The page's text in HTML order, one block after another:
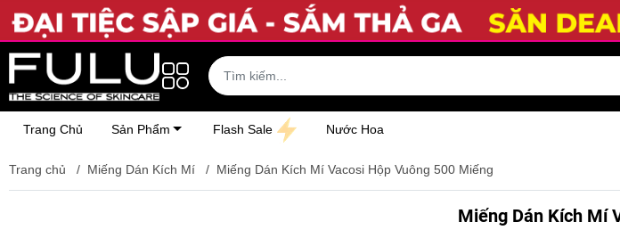
Trang Chủ Sản Phẩm Flash Sale Nước Hoa
Trang chủ / Miếng Dán Kích Mí / Miếng Dán Kích Mí Vacosi Hộp Vuông 500 Miếng
Miếng Dán Kích Mí